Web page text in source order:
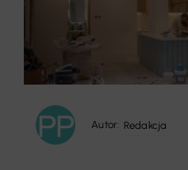
Autor: Redakcja